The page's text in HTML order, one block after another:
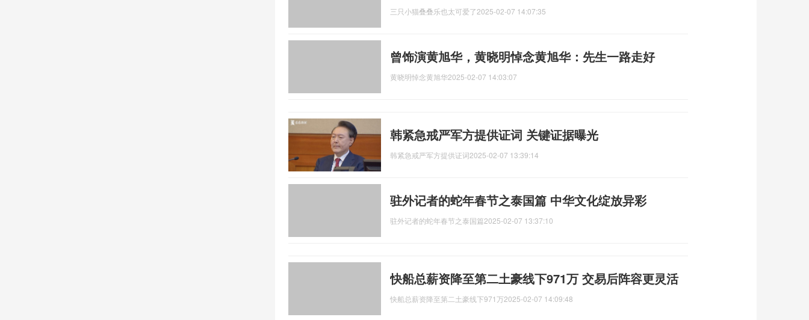
三只小猫叠叠乐也太可爱了2025-02-07 14:07:35
曾饰演黄旭华，黄晓明悼念黄旭华：先生一路走好
黄晓明悼念黄旭华2025-02-07 14:03:07
韩紧急戒严军方提供证词 关键证据曝光
韩紧急戒严军方提供证词2025-02-07 13:39:14
驻外记者的蛇年春节之泰国篇 中华文化绽放异彩
驻外记者的蛇年春节之泰国篇2025-02-07 13:37:10
快船总薪资降至第二土豪线下971万 交易后阵容更灵活
快船总薪资降至第二土豪线下971万2025-02-07 14:09:48